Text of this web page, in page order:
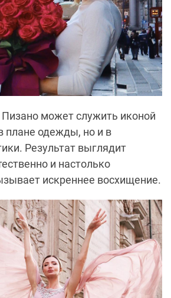
может служить иконой
плане одежды, но и в
Результат выглядит
и настолько
искреннее восхищение.